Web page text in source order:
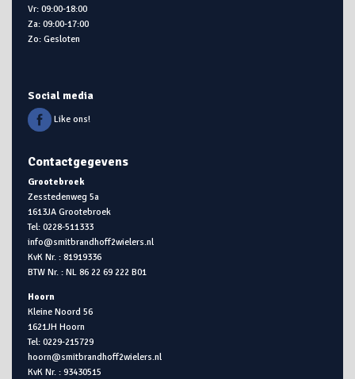
Vr: 09:00-18:00
Za: 09:00-17:00
Zo: Gesloten
Social media
Like ons!
Contactgegevens
Grootebroek
Zesstedenweg 5a
1613JA Grootebroek
Tel: 0228-511333
info@smitbrandhoff2wielers.nl
KvK Nr. : 81919336
BTW Nr. : NL 86 22 69 222 B01
Hoorn
Kleine Noord 56
1621JH Hoorn
Tel: 0229-215729
hoorn@smitbrandhoff2wielers.nl
KvK Nr. : 93430515